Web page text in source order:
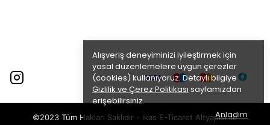
Alışveriş deneyiminizi iyileştirmek için
yasal düzenlemelere uygun çerezler
(cookies) kullanıyoruz. Detaylı bilgiye
Gizlilik ve Çerez Politikası sayfamızdan
erişebilirsiniz.
Anladım
©2023 Tüm Hakları Saklıdır - ikas E-Ticaret Altyapısı ile